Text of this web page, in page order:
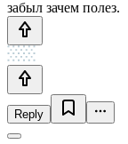
забыл зачем полез.
Reply